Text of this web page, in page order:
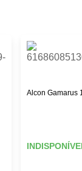
Alcon Gamarus